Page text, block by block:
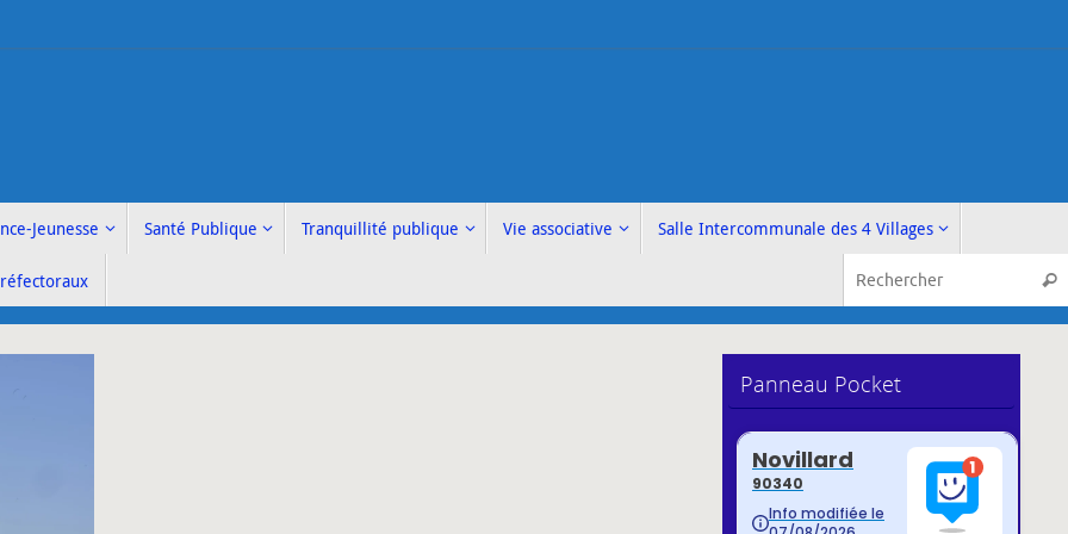
Jeunesse Santé Publique Tranquillité publique Vie associative Salle Intercommunale des 4 Villages
Panneau Pocket